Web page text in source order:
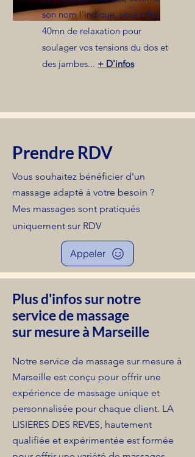
son nom l’indique, vous offre
40mn de relaxation pour
soulager vos tensions du dos et
des jambes... + D'infos
Prendre RDV
Vous souhaitez bénéficier d'un
massage adapté à votre besoin ?
Mes massages sont pratiqués
uniquement sur RDV
Appeler
Plus d'infos sur notre
service de massage
sur mesure à Marseille
Notre service de massage sur mesure à
Marseille est conçu pour offrir une
expérience de massage unique et
personnalisée pour chaque client. LA
LISIERES DES REVES, hautement
qualifiée et expérimentée est formée